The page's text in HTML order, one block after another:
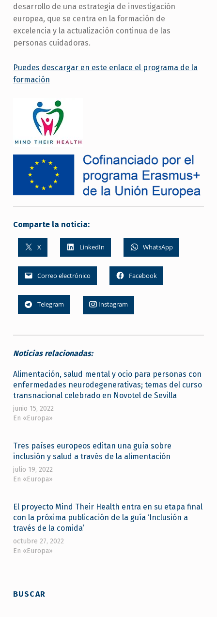
desarrollo de una estrategia de investigación
europea, que se centra en la formación de
excelencia y la actualización continua de las
personas cuidadoras.
Puedes descargar en este enlace el programa de la
formación
Comparte la noticia:
X LinkedIn WhatsApp
Correo electrónico Facebook
Telegram Instagram
Noticias relacionadas:
Alimentación, salud mental y ocio para personas con
enfermedades neurodegenerativas; temas del curso
transnacional celebrado en Novotel de Sevilla
junio 15, 2022
En «Europa»
Tres países europeos editan una guía sobre
inclusión y salud a través de la alimentación
julio 19, 2022
En «Europa»
El proyecto Mind Their Health entra en su etapa final
con la próxima publicación de la guía ‘Inclusión a
través de la comida’
octubre 27, 2022
En «Europa»
Skip back to main navigation
BUSCAR